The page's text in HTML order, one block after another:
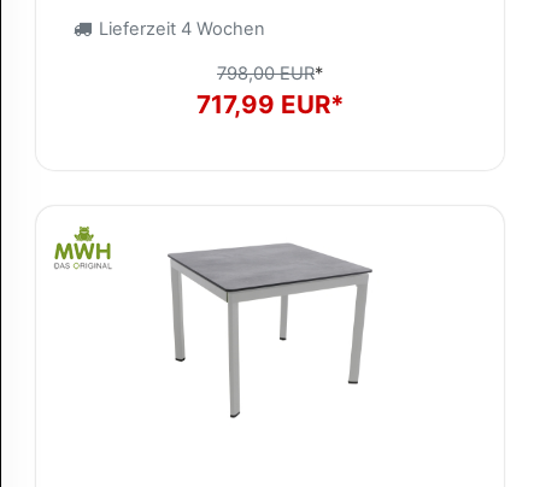
Lieferzeit 4 Wochen
798,00 EUR*
717,99 EUR*